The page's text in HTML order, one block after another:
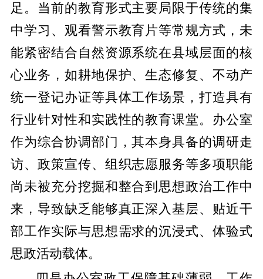
足。当前的教育形式主要局限于传统的集
中学习、观看警示教育片等常规方式，未
能紧密结合自然资源系统在县域层面的核
心业务，如耕地保护、生态修复、不动产
统一登记办证等具体工作场景，打造具有
行业针对性和实践性的教育课堂。办公室
作为综合协调部门，其本身具备的调研走
访、政策宣传、组织志愿服务等多项职能
尚未被充分挖掘和整合到思想政治工作中
来，导致缺乏能够真正深入基层、贴近干
部工作实际与思想需求的沉浸式、体验式
思政活动载体。